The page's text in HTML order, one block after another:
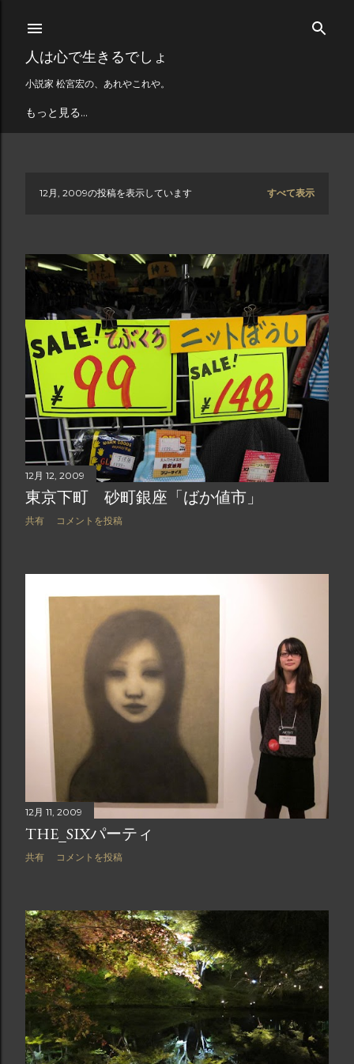
スキップしてメイン コンテンツに移動
人は心で生きるでしょ
小説家 松宮宏の、あれやこれや。
もっと見る…
投
12月, 2009の投稿を表示しています すべて表示
12月 12, 2009
東京下町 砂町銀座「ばか値市」
共有 コメントを投稿
12月 11, 2009
THE_SIXパーティ
共有 コメントを投稿